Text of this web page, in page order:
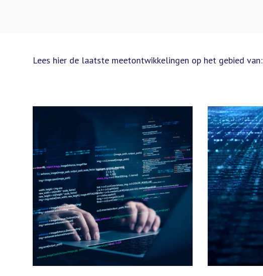
Lees hier de laatste meetontwikkelingen op het gebied van: